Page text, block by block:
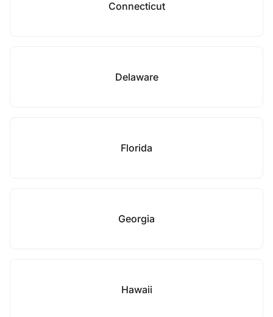
Connecticut
Delaware
Florida
Georgia
Hawaii